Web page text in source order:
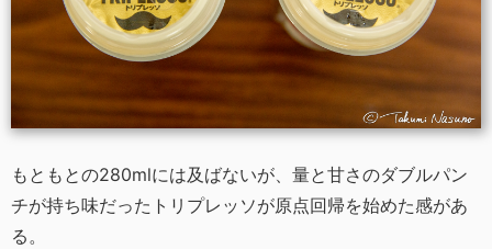
もともとの280mlには及ばないが、量と甘さのダブルパン
チが持ち味だったトリプレッソが原点回帰を始めた感があ
る。